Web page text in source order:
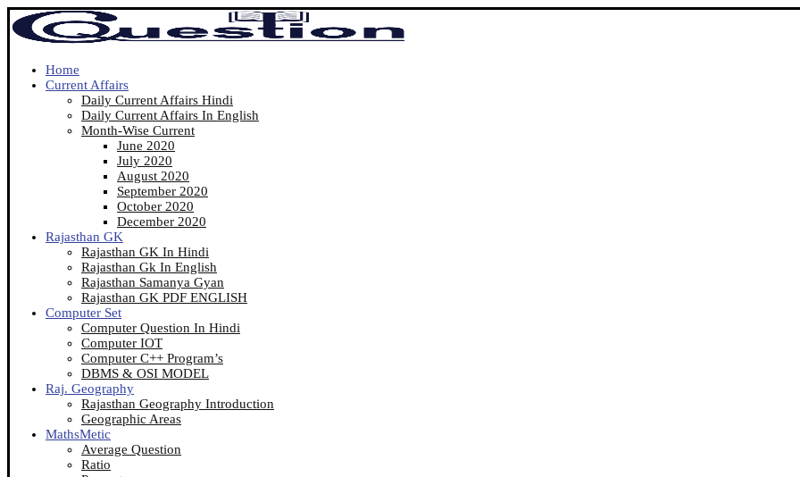
Home
Current Affairs
Daily Current Affairs Hindi
Daily Current Affairs In English
Month-Wise Current
June 2020
July 2020
August 2020
September 2020
October 2020
December 2020
Rajasthan GK
Rajasthan GK In Hindi
Rajasthan Gk In English
Rajasthan Samanya Gyan
Rajasthan GK PDF ENGLISH
Computer Set
Computer Question In Hindi
Computer IOT
Computer C++ Program’s
DBMS & OSI MODEL
Raj. Geography
Rajasthan Geography Introduction
Geographic Areas
MathsMetic
Average Question
Ratio